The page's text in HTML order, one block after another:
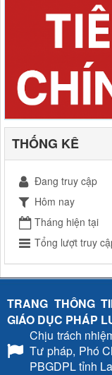
THỐNG KÊ
Đang truy cập
Hôm nay
Tháng hiện tại
Tổng lượt truy
TRANG THÔNG
GIÁO DỤC PHÁP
Chịu trách
Tư pháp, Phó
PBGDPL tỉnh